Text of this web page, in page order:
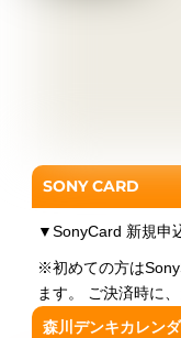
SONY CARD
▼SonyCard 新規申
※初めての方は
ます。 ご決済時に
森川デンキカレン